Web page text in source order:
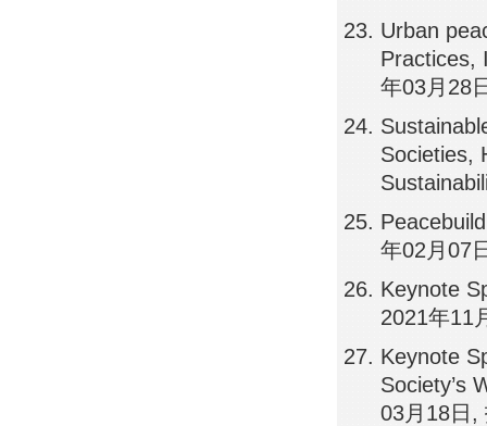
Urban
Practices,
年03月28
Societies,
年02月07
Keynote
2021年11
Keynote
Society’s
03月18日,